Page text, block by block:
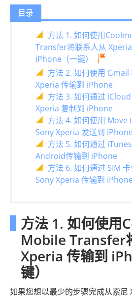
目录
方法 1. 如何使用
Transfer将联系人从
iPhone（一键）
方法 2. 如何使用
Xperia 传输到 iPhone
方法 3. 如何通过
Xperia 复制到 iPhone
方法 4. 如何使用 Move
Sony Xperia 发送到 iPhone
方法 5. 如何通过
Android传输到 iPhone
方法 6. 如何通过 SIM
Sony Xperia 传输到 iPhone
方法 1. 如何使
Mobile Transfer
Xperia 传输到
键）
如果您想以最少的步骤完成从索